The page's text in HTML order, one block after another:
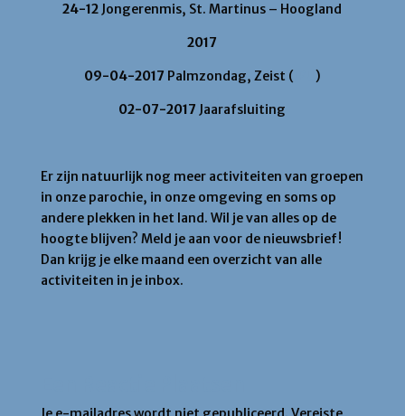
24-12 Jongerenmis, St. Martinus – Hoogland
2017
09-04-2017 Palmzondag, Zeist ( )
02-07-2017 Jaarafsluiting
Er zijn natuurlijk nog meer activiteiten van groepen
in onze parochie, in onze omgeving en soms op
andere plekken in het land. Wil je van alles op de
hoogte blijven? Meld je aan voor de nieuwsbrief!
Dan krijg je elke maand een overzicht van alle
activiteiten in je inbox.